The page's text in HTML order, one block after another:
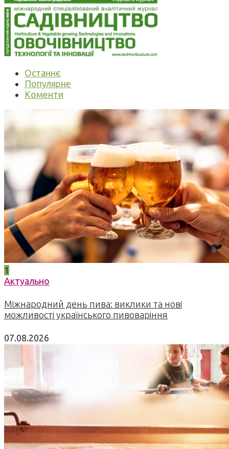
Останнє
Популярне
Коменти
1
Актуально
Міжнародний день пива: виклики та нові
можливості українського пивоваріння
07.08.2026